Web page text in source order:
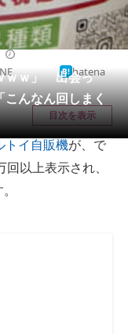
ｗｗ」 出会っ
んなん回しまく
hatena
目次を表示
トイ自販機が、で
以上表示され、